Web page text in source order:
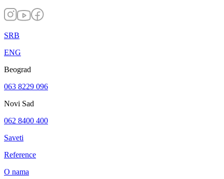
SRB
ENG
Beograd
063 8229 096
Novi Sad
062 8400 400
Saveti
Reference
O nama